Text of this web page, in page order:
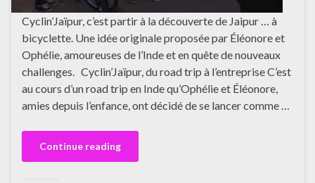
Cyclin’Jaïpur, c’est partir à la découverte de Jaipur … à
bicyclette. Une idée originale proposée par Éléonore et
Ophélie, amoureuses de l’Inde et en quête de nouveaux
challenges. Cyclin’Jaïpur, du road trip à l’entreprise C’est
au cours d’un road trip en Inde qu’Ophélie et Éléonore,
amies depuis l’enfance, ont décidé de se lancer comme …
Continue reading